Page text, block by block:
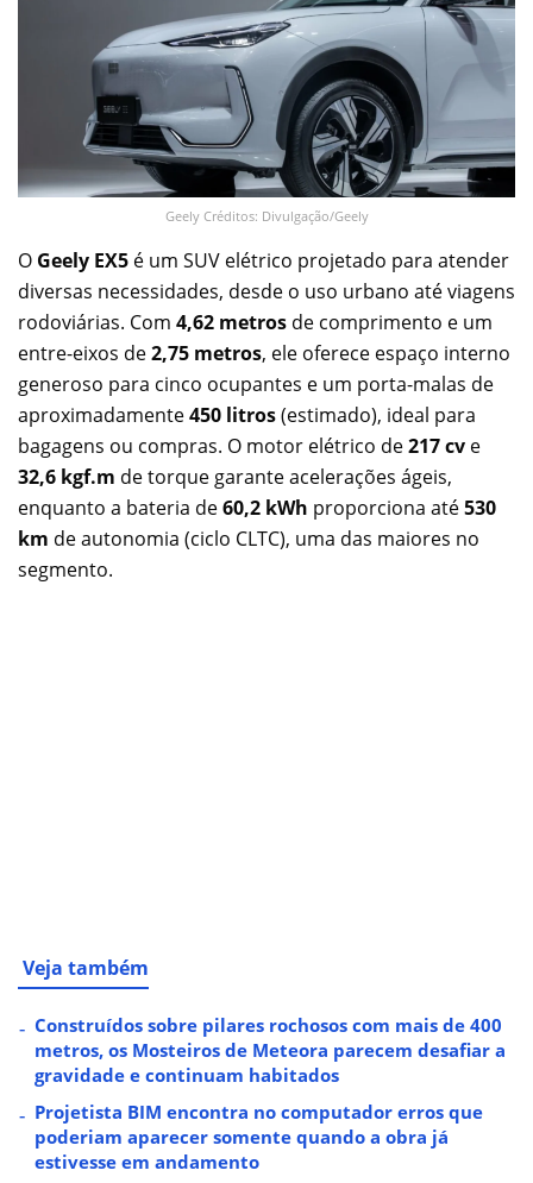
Geely Créditos: Divulgação/Geely
O Geely EX5 é um SUV elétrico projetado para atender
diversas necessidades, desde o uso urbano até viagens
rodoviárias. Com 4,62 metros de comprimento e um
entre-eixos de2,75 metros, ele oferece espaço interno
generoso para cinco ocupantes e um porta-malas de
aproximadamente450 litros(estimado), ideal para
bagagens ou compras. O motor elétrico de217 cv e
32,6 kgf.m de torque garante acelerações ágeis,
enquanto a bateria de60,2 kWh proporciona até530
km de autonomia (ciclo CLTC), uma das maiores no
segmento.
Veja também
Construídos sobre pilares rochosos com mais de 400
metros, os Mosteiros de Meteora parecem desafiar a
gravidade e continuam habitados
Projetista BIM encontra no computador erros que
poderiam aparecer somente quando a obra já
estivesse em andamento